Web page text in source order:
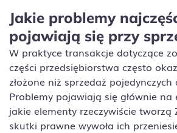
Jakie problemy
pojawiają się przy
W praktyce transakcje dotyczące
części przedsiębiorstwa często
złożone niż sprzedaż
Problemy pojawiają się głównie
jakie elementy rzeczywiście tworzą
skutki prawne wywoła ich